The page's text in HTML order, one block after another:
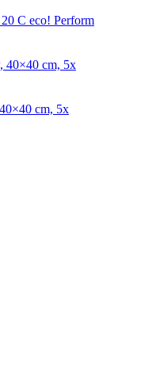
C eco! Perform
40×40 cm, 5x
cm, 5x